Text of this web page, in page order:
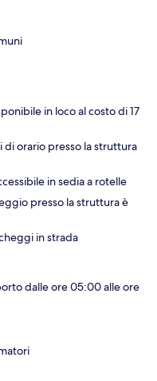
in loco al costo di 17
di orario presso la struttura
in sedia a rotelle
presso la struttura è
in strada
dalle ore 05:00 alle ore